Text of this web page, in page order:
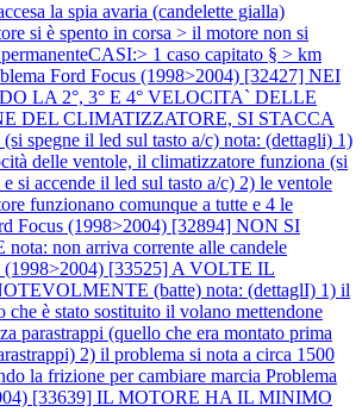
la spia avaria (candelette gialla)
si è spento in corsa > il motore non si
1 caso capitato § > km
Ford Focus (1998>2004) [32427] NEI
LA 2°, 3° E 4° VELOCITA` DELLE
DEL CLIMATIZZATORE, SI STACCA
spegne il led sul tasto a/c) nota: (dettagli) 1)
delle ventole, il climatizzatore funziona (si
si accende il led sul tasto a/c) 2) le ventole
funzionano comunque a tutte e 4 le
Focus (1998>2004) [32894] NON SI
non arriva corrente alle candele
(1998>2004) [33525] A VOLTE IL
(batte) nota: (dettaglI) 1) il
che è stato sostituito il volano mettendone
parastrappi (quello che era montato prima
2) il problema si nota a circa 1500
la frizione per cambiare marcia Problema
[33639] IL MOTORE HA IL MINIMO